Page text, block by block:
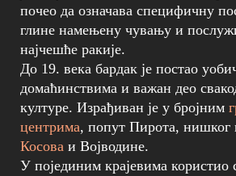
почео да означава специфичну
глине намењену чувању и
најчешће ракије.
До 19. века бардак је постао
домаћинствима и важан део
културе. Израђиван је у бројним
центрима, попут Пирота, нишког
Косова и Војводине.
У појединим крајевима користио